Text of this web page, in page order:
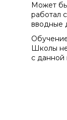
Может
работал
вводные
Школы не
с данной
Нейро"
обучения